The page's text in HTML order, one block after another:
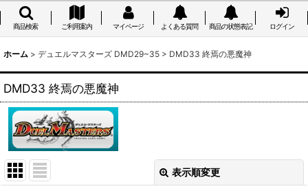
商品検索 ご利用案内 マイページ よくある質問 商品の状態表記 ログイン
ホーム > デュエルマスターズ DMD29~35 > DMD33 終焉の悪魔神
DMD33 終焉の悪魔神
表示順変更